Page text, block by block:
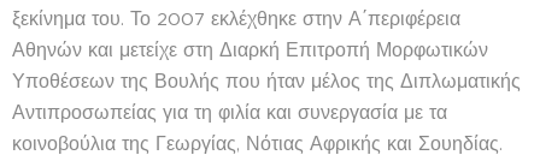
ξεκίνημα του. Το 2007 εκλέχθηκε στην Α΄περιφέρεια
Αθηνών και μετείχε στη Διαρκή Επιτροπή Μορφωτικών
Υποθέσεων της Βουλής που ήταν μέλος της Διπλωματικής
Αντιπροσωπείας για τη φιλία και συνεργασία με τα
κοινοβούλια της Γεωργίας, Νότιας Αφρικής και Σουηδίας.